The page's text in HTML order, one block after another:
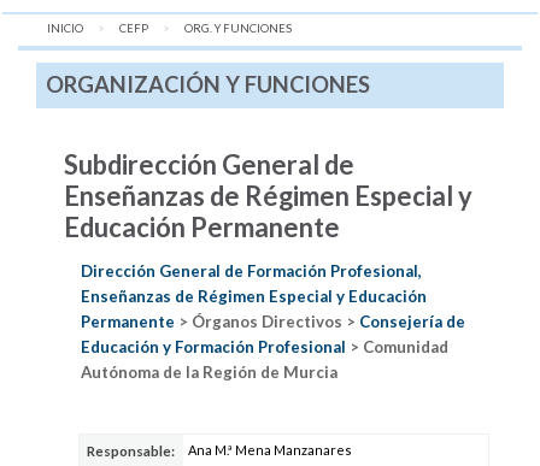
INICIO CEFP AQUÍ:
ORG. Y FUNCIONES
ORGANIZACIÓN Y FUNCIONES
Subdirección General de
Enseñanzas de Régimen Especial y
Educación Permanente
Dirección General de Formación Profesional,
Enseñanzas de Régimen Especial y Educación
Permanente > Órganos Directivos > Consejería de
Educación y Formación Profesional > Comunidad
Autónoma de la Región de Murcia
Responsable: Ana M.ª Mena Manzanares